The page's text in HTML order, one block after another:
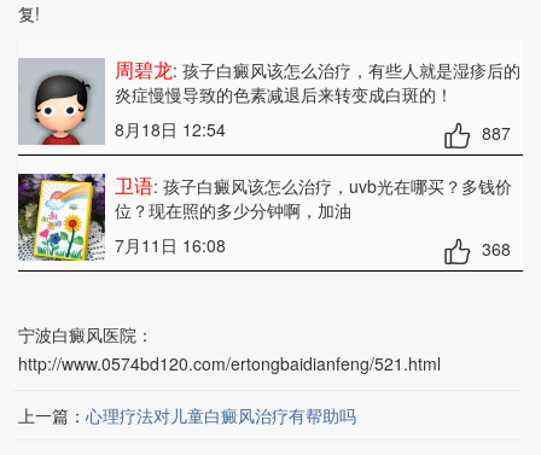
复!
周碧龙: 孩子白癜风该怎么治疗 ，有些人就是湿疹后的
炎症慢慢导致的色素减退后来转变成白斑的！
8月18日 12:54
887
卫语: 孩子白癜风该怎么治疗 ，uvb光在哪买？多钱价
位？现在照的多少分钟啊，加油
7月11日 16:08
368
宁波白癜风医院：
http://www.0574bd120.com/ertongbaidianfeng/521.html
上一篇： 心理疗法对儿童白癜风治疗有帮助吗